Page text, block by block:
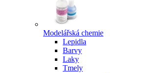
Modelářská chemie
Lepidla
Barvy
Laky
Tmely